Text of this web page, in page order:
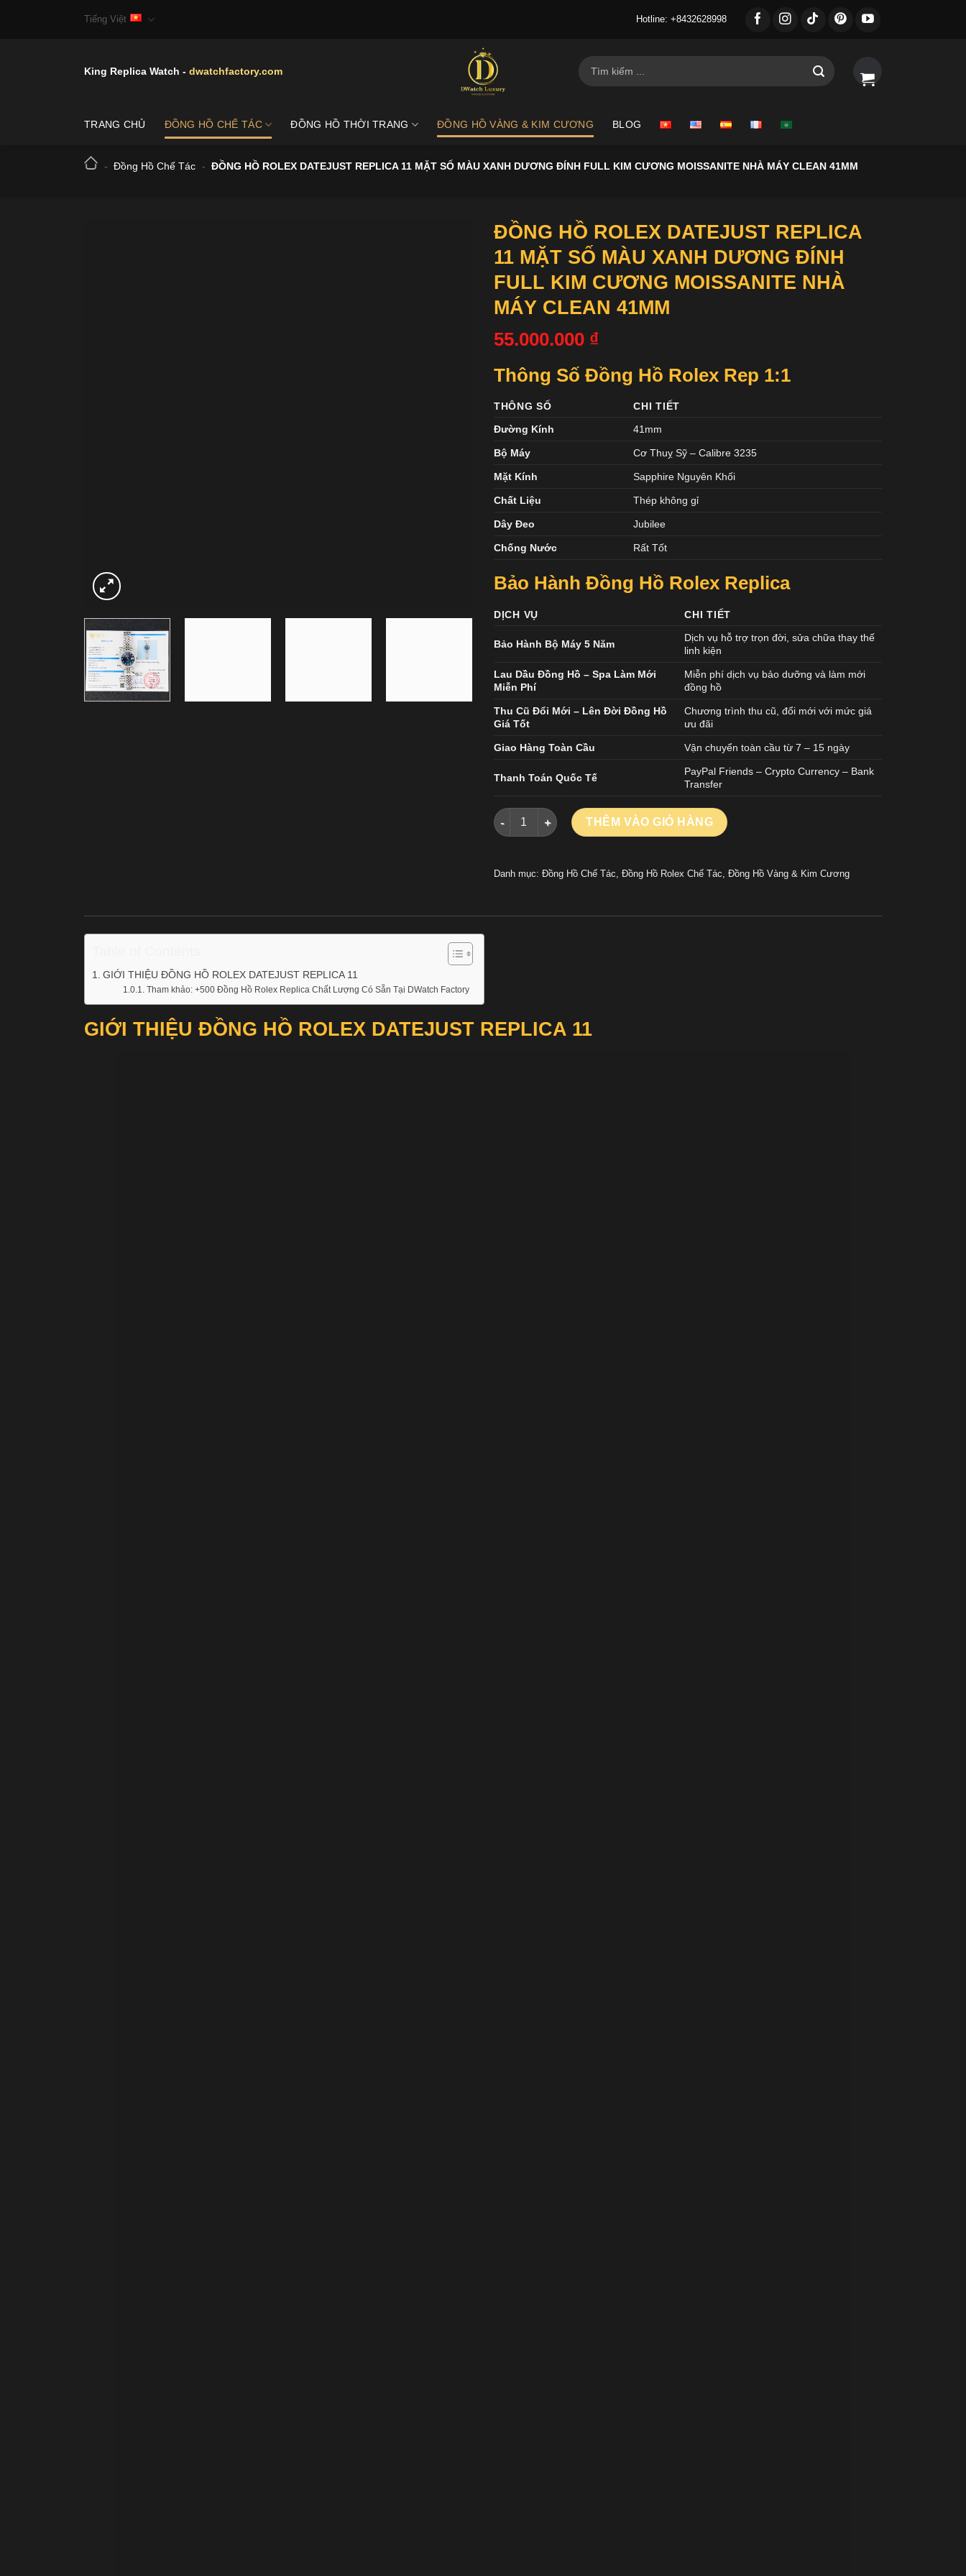
Tiếng Việt Hotline: +8432628998
King Replica Watch - dwatchfactory.com
Tìm
kiếm:
TRANG CHỦ ĐỒNG HỒ CHẾ TÁC ĐỒNG HỒ THỜI TRANG ĐỒNG HỒ VÀNG & KIM CƯƠNG BLOG
- Đồng Hồ Chế Tác - ĐỒNG HỒ ROLEX DATEJUST REPLICA 11 MẶT SỐ MÀU XANH DƯƠNG ĐÍNH FULL KIM CƯƠNG MOISSANITE NHÀ MÁY CLEAN 41MM
ĐỒNG HỒ ROLEX DATEJUST REPLICA
11 MẶT SỐ MÀU XANH DƯƠNG ĐÍNH
FULL KIM CƯƠNG MOISSANITE NHÀ
MÁY CLEAN 41MM
55.000.000 ₫
Thông Số Đồng Hồ Rolex Rep 1:1
THÔNG SỐ
CHI TIẾT
Đường Kính
41mm
Bộ Máy Cơ Thuỵ Sỹ – Calibre 3235
Mặt Kính Sapphire Nguyên Khối
Chất Liệu Thép không gỉ
Dây Đeo Jubilee
Chống Nước Rất Tốt
Bảo Hành Đồng Hồ Rolex Replica
DỊCH VỤ CHI TIẾT
Bảo Hành Bộ Máy 5 Năm
Dịch vụ hỗ trợ trọn đời, sửa chữa thay thế
linh kiện
Lau Dầu Đồng Hồ – Spa Làm Mới
Miễn Phí
Miễn phí dịch vụ bảo dưỡng và làm mới
đồng hồ
Thu Cũ Đổi Mới – Lên Đời Đồng Hồ
Giá Tốt
Chương trình thu cũ, đổi mới với mức giá
ưu đãi
Giao Hàng Toàn Cầu Vận chuyển toàn cầu từ 7 – 15 ngày
Thanh Toán Quốc Tế
PayPal Friends – Crypto Currency – Bank
Transfer
ĐỒNG HỒ ROLEX DATEJUST REPLICA 11 MẶT SỐ MÀU XANH DƯƠNG ĐÍNH FULL KIM
THÊM VÀO GIỎ HÀNG
Danh mục: Đồng Hồ Chế Tác Đồng Hồ Rolex Chế Tác Đồng Hồ Vàng & Kim Cương
GIỚI THIỆU ĐỒNG HỒ ROLEX DATEJUST REPLICA 11
Tham khảo: +500 Đồng Hồ Rolex Replica Chất Lượng Có Sẵn Tại DWatch Factory
GIỚI THIỆU ĐỒNG HỒ ROLEX DATEJUST REPLICA 11